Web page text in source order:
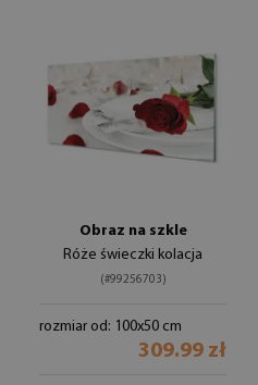
Obraz na szkle
Róże świeczki kolacja
(#99256703)
rozmiar od: 100x50 cm
309.99 zł